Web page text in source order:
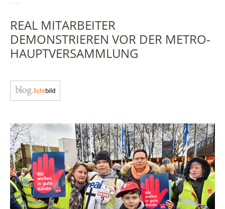
REAL MITARBEITER
DEMONSTRIEREN VOR DER METRO-
HAUPTVERSAMMLUNG